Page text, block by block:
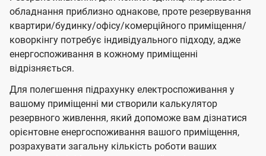
обладнання приблизно однакове, проте резервування
квартири/будинку/офісу/комерційного приміщення/
коворкінгу потребує індивідуального підходу, адже
енергоспоживання в кожному приміщенні
відрізняється.
Для полегшення підрахунку електроспоживання у
вашому приміщенні ми створили калькулятор
резервного живлення, який допоможе вам дізнатися
орієнтовне енергоспоживання вашого приміщення,
розрахувати загальну кількість роботи ваших